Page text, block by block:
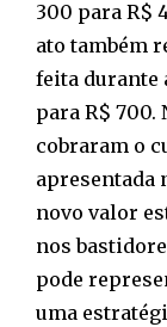
300 para R$
ato também
feita durante
para R$ 700.
cobraram o
apresentada
novo valor
nos
pode
uma